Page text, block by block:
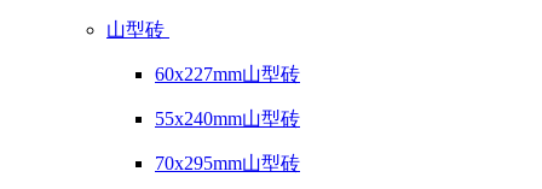
山型砖
60x227mm山型砖
55x240mm山型砖
70x295mm山型砖